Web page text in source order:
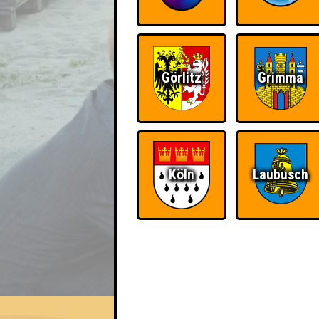
Görlitz Grimma
Köln Laubusch